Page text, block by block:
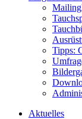
Tipps:
Aktuelles